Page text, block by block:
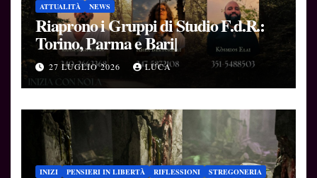
ATTUALITÀ NEWS
Riaprono i Gruppi di Studio F.d.R.:
Torino, Parma e Bari|
27 LUGLIO 2026 LUCA
INIZI PENSIERI IN LIBERTÀ RIFLESSIONI
STREGONERIA